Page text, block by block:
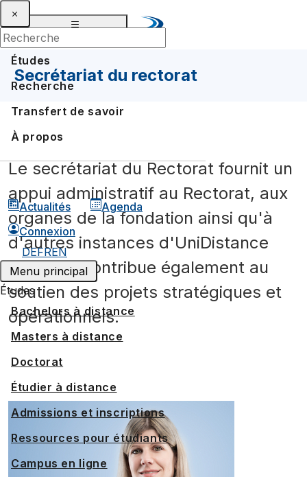
Études
Recherche
Transfert de savoir
À propos
Actualités
Agenda
Connexion
DEFREN
Menu principal
Études
Bachelors à distance
Masters à distance
Doctorat
Étudier à distance
Admissions et inscriptions
Ressources pour étudiants
Campus en ligne
Secrétariat du rectorat
Le secrétariat du Rectorat fournit un
appui administratif au Rectorat, aux
organes de la fondation ainsi qu'à
d'autres instances d'UniDistance
Suisse. Il contribue également au
soutien des projets stratégiques et
opérationnels.